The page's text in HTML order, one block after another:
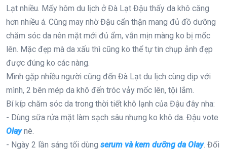
Lạt nhiều. Mấy hôm du lịch ở Đà Lạt Đậu thấy da khô căng
hơn nhiều á. Cũng may nhờ Đậu cẩn thận mang đủ đồ dưỡng
chăm sóc da nên mặt mới đủ ẩm, vẫn mịn màng ko bị mốc
lên. Mặc đẹp mà da xấu thì cũng ko thể tự tin chụp ảnh đẹp
được đúng ko các nàng.
Mình gặp nhiều người cũng đến Đà Lạt du lịch cùng dịp với
mình, 2 bên mép da khô đến tróc vảy mốc lên, tội lắm.
Bí kíp chăm sóc da trong thời tiết khô lạnh của Đậu đây nha:
- Dùng sữa rửa mặt làm sạch sâu nhưng ko khô da. Đậu vote
Olaynè.
- Ngày 2 lần sáng tối dùng serum và kem dưỡng da Olay. Đối